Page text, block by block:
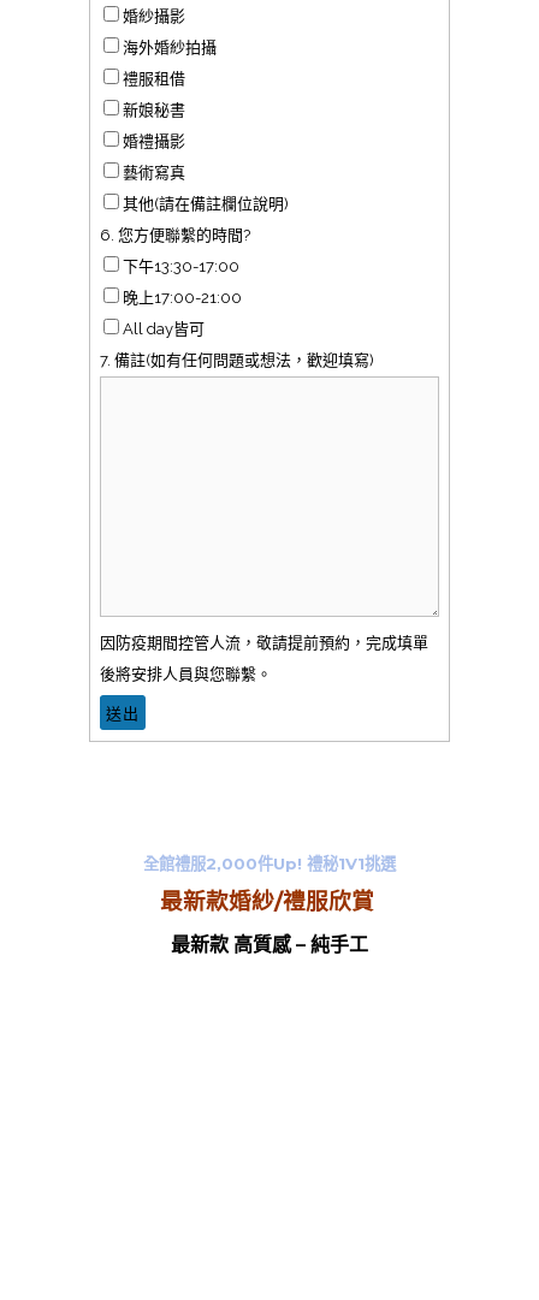
婚紗攝影
海外婚紗拍攝
禮服租借
新娘秘書
婚禮攝影
藝術寫真
其他(請在備註欄位說明)
6. 您方便聯繫的時間?
下午13:30-17:00
晚上17:00-21:00
All day皆可
7. 備註(如有任何問題或想法，歡迎填寫)
因防疫期間控管人流，敬請提前預約，完成填單
後將安排人員與您聯繫。
全館禮服2,000件Up! 禮秘1V1挑選
最新款婚紗/禮服欣賞
最新款 高質感 – 純手工